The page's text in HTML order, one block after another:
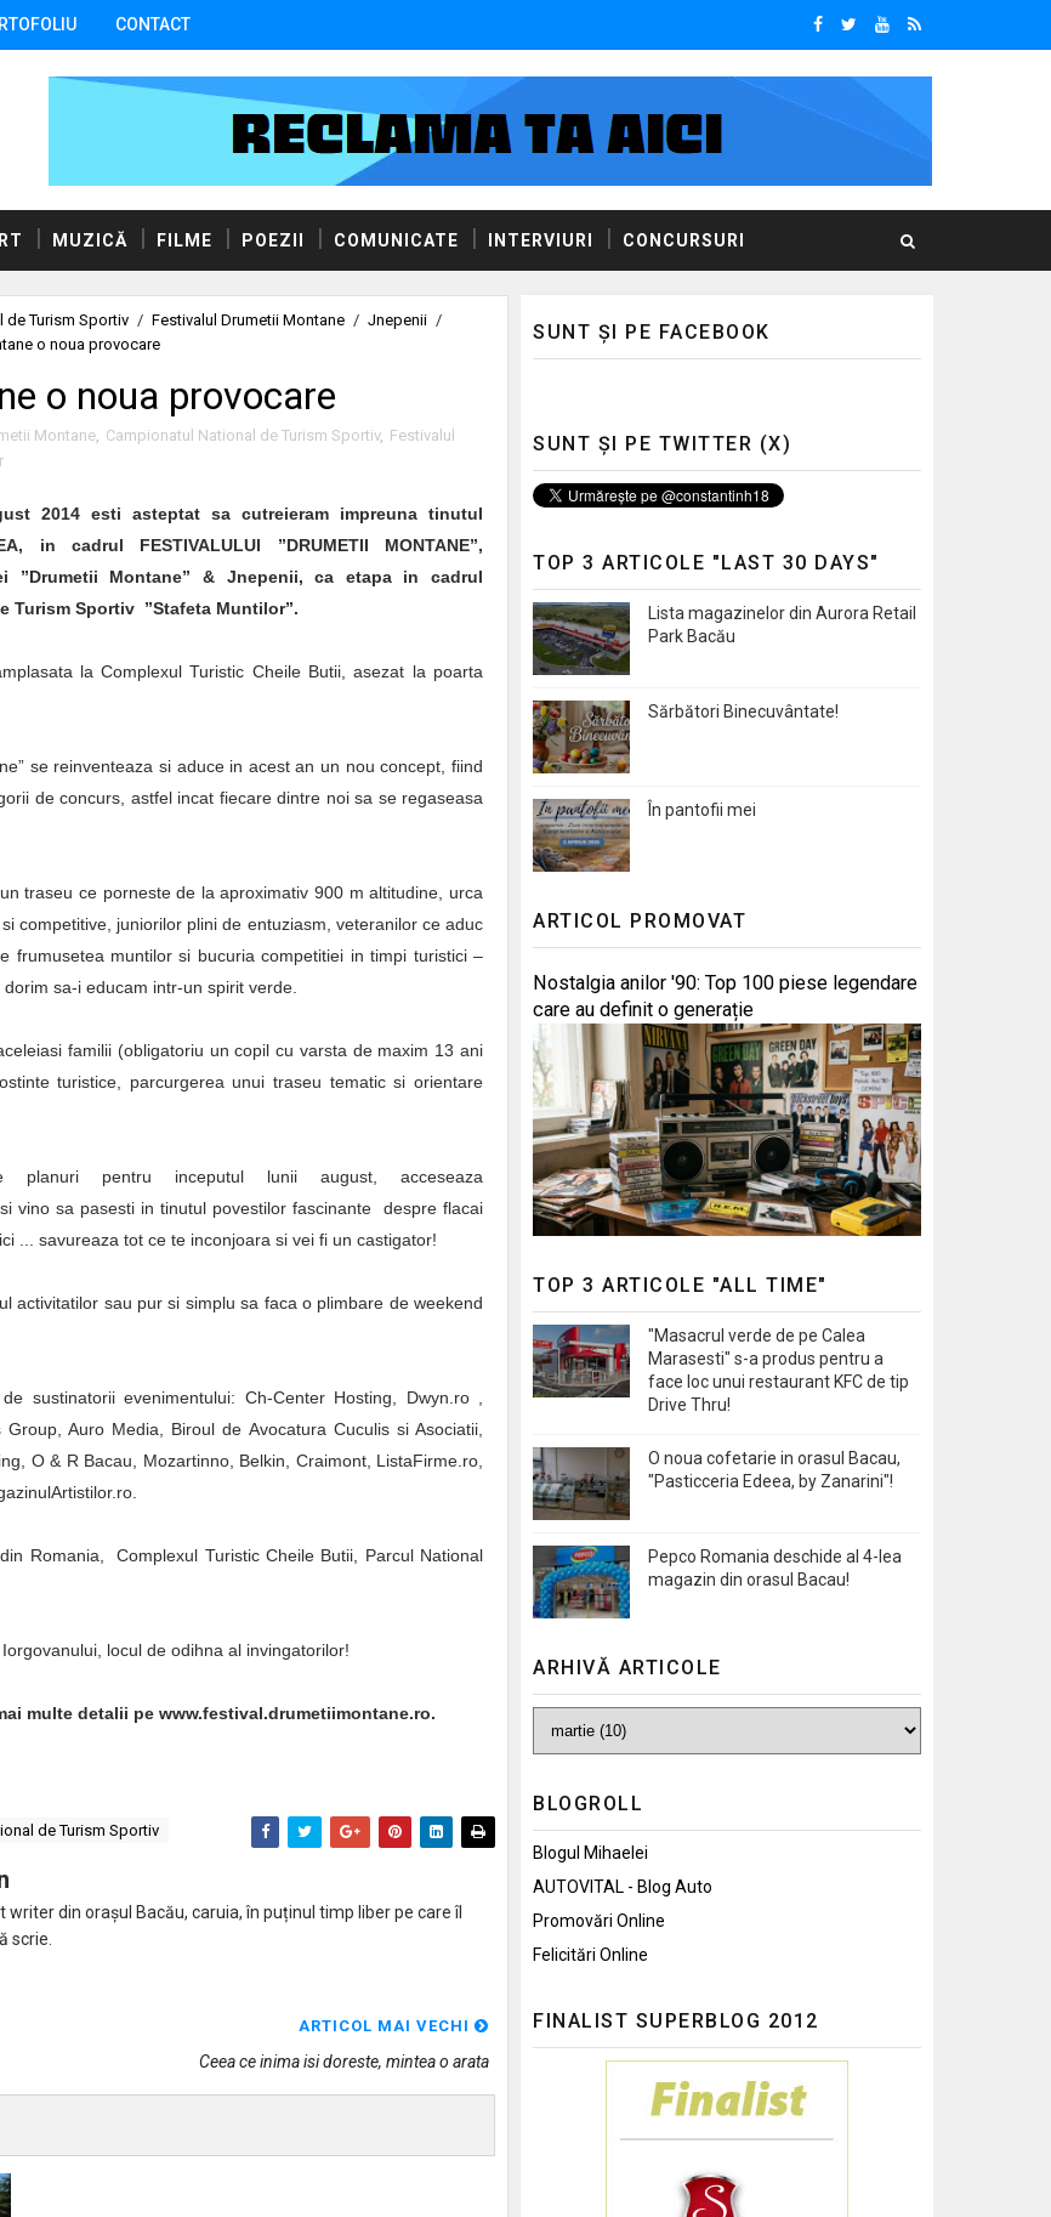
CONTACT
MUZICĂ FILME POEZII COMUNICATE INTERVIURI CONCURSURI
de Turism Sportiv / Festivalul Drumetii Montane / Jnepenii /
o noua provocare
o noua provocare
Montane, Campionatul National de Turism Sportiv, Festivalul
2014 esti asteptat sa cutreieram impreuna tinutul
in cadrul FESTIVALULUI ”DRUMETII MONTANE”,
”Drumetii Montane” & Jnepenii, ca etapa in cadrul
Turism Sportiv ”Stafeta Muntilor”.
la Complexul Turistic Cheile Butii, asezat la poarta
se reinventeaza si aduce in acest an un nou concept, fiind
de concurs, astfel incat fiecare dintre noi sa se regaseasa
traseu ce porneste de la aproximativ 900 m altitudine, urca
competitive, juniorilor plini de entuziasm, veteranilor ce aduc
muntilor si bucuria competitiei in timpi turistici –
sa-i educam intr-un spirit verde.
familii (obligatoriu un copil cu varsta de maxim 13 ani
turistice, parcurgerea unui traseu tematic si orientare
pentru inceputul lunii august, acceseaza
vino sa pasesti in tinutul povestilor fascinante despre flacai
... savureaza tot ce te inconjoara si vei fi un castigator!
activitatilor sau pur si simplu sa faca o plimbare de weekend
sustinatorii evenimentului: Ch-Center Hosting, Dwyn.ro ,
Auro Media, Biroul de Avocatura Cuculis si Asociatii,
O & R Bacau, Mozartinno, Belkin, Craimont, ListaFirme.ro,
Romania, Complexul Turistic Cheile Butii, Parcul National
locul de odihna al invingatorilor!
multe detalii pe www.festival.drumetiimontane.ro.
de Turism Sportiv
din orașul Bacău, caruia, în puținul timp liber pe care îl
scrie.
ARTICOL MAI VECHI
Ceea ce inima isi doreste, mintea o arata
SUNT ȘI PE FACEBOOK
SUNT ȘI PE TWITTER (X)
TOP 3 ARTICOLE "LAST 30 DAYS"
Lista magazinelor din Aurora Retail
Park Bacău
Sărbători Binecuvântate!
În pantofii mei
ARTICOL PROMOVAT
Nostalgia anilor '90: Top 100 piese legendare
care au definit o generație
TOP 3 ARTICOLE "ALL TIME"
"Masacrul verde de pe Calea
Marasesti" s-a produs pentru a
face loc unui restaurant KFC de tip
Drive Thru!
O noua cofetarie in orasul Bacau,
"Pasticceria Edeea, by Zanarini"!
Pepco Romania deschide al 4-lea
magazin din orasul Bacau!
ARHIVĂ ARTICOLE
BLOGROLL
Blogul Mihaelei
AUTOVITAL - Blog Auto
Promovări Online
Felicitări Online
FINALIST SUPERBLOG 2012